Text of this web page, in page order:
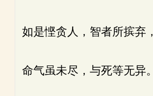
如是悭贪人，智者所摈弃，
命气虽未尽，与死等无异。